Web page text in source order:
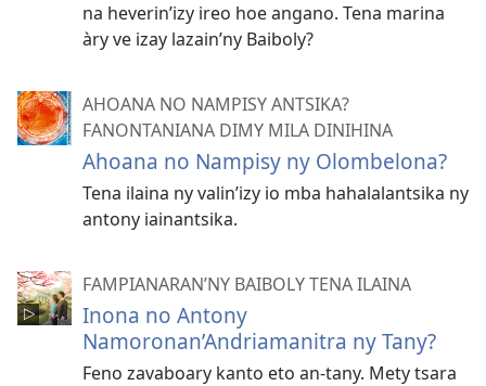
na heverin’izy ireo hoe angano. Tena marina
àry ve izay lazain’ny Baiboly?
AHOANA NO NAMPISY ANTSIKA?
FANONTANIANA DIMY MILA DINIHINA
Ahoana no Nampisy ny Olombelona?
Tena ilaina ny valin’izy io mba hahalalantsika ny
antony iainantsika.
FAMPIANARAN’NY BAIBOLY TENA ILAINA
Inona no Antony
Namoronan’Andriamanitra ny Tany?
Feno zavaboary kanto eto an-tany. Mety tsara